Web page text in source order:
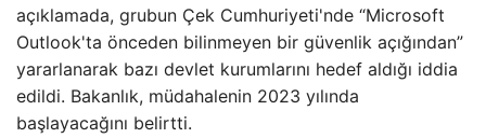
açıklamada, grubun Çek Cumhuriyeti'nde “Microsoft
Outlook'ta önceden bilinmeyen bir güvenlik açığından”
yararlanarak bazı devlet kurumlarını hedef aldığı iddia
edildi. Bakanlık, müdahalenin 2023 yılında
başlayacağını belirtti.